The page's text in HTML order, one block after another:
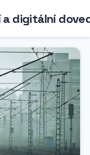
digitální